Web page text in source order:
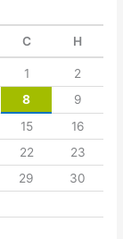
С Н
1
2
8
9
15
16
22
23
29
30